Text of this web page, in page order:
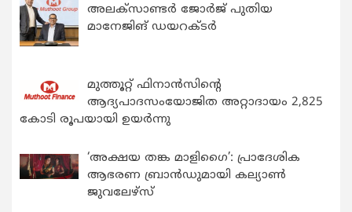
അലക്സാണ്ടർ ജോർജ് പുതിയ
മാനേജിങ് ഡയറക്ടർ
മുത്തൂറ്റ് ഫിനാൻസിന്റെ
ആദ്യപാദസംയോജിത അറ്റാദായം 2,825
കോടി രൂപയായി ഉയർന്നു
‘അക്ഷയ തങ്ക മാളിഗൈ’: പ്രാദേശിക
ആഭരണ ബ്രാന്‍ഡുമായി കല്യാണ്‍
ജുവലേഴ്‌സ്